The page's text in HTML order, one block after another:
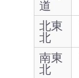
道
北東
北
南東
北